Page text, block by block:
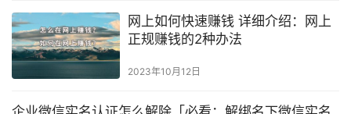
网上如何快速赚钱 详细介绍：网上
正规赚钱的2种办法
2023年10月12日